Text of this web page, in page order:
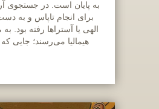
به پایان است. در جستجوی
برای انجام تاپاس و به
الهی یا آستراها رفته بود.
هیمالیا می‌رسند؛ جایی که
می‌شود که یکی از